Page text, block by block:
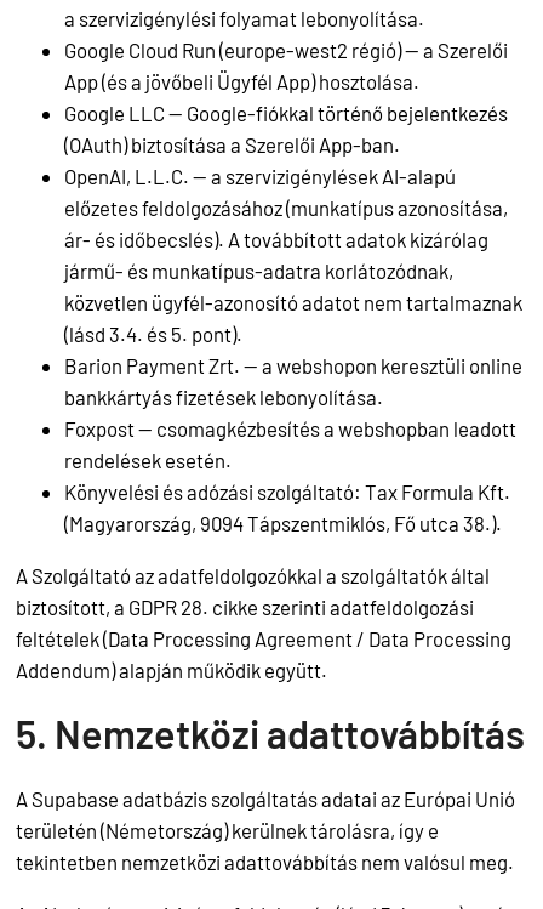
a szervizigénylési folyamat lebonyolítása.
Google Cloud Run (europe-west2 régió) — a Szerelői
App (és a jövőbeli Ügyfél App) hosztolása.
Google LLC — Google-fiókkal történő bejelentkezés
(OAuth) biztosítása a Szerelői App-ban.
OpenAI, L.L.C. — a szervizigénylések AI-alapú
előzetes feldolgozásához (munkatípus azonosítása,
ár- és időbecslés). A továbbított adatok kizárólag
jármű- és munkatípus-adatra korlátozódnak,
közvetlen ügyfél-azonosító adatot nem tartalmaznak
(lásd 3.4. és 5. pont).
Barion Payment Zrt. — a webshopon keresztüli online
bankkártyás fizetések lebonyolítása.
Foxpost — csomagkézbesítés a webshopban leadott
rendelések esetén.
Könyvelési és adózási szolgáltató: Tax Formula Kft.
(Magyarország, 9094 Tápszentmiklós, Fő utca 38.).
A Szolgáltató az adatfeldolgozókkal a szolgáltatók által
biztosított, a GDPR 28. cikke szerinti adatfeldolgozási
feltételek (Data Processing Agreement / Data Processing
Addendum) alapján működik együtt.
5. Nemzetközi adattovábbítás
A Supabase adatbázis szolgáltatás adatai az Európai Unió
területén (Németország) kerülnek tárolásra, így e
tekintetben nemzetközi adattovábbítás nem valósul meg.